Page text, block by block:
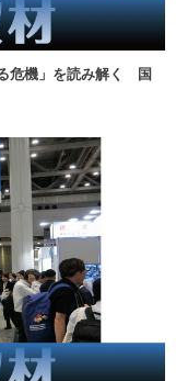
危機」を読み解く 国